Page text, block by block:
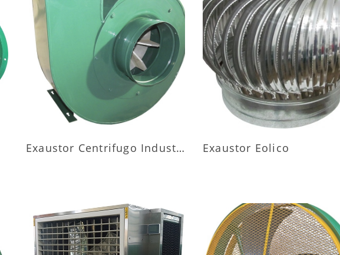
MAIS INFORMAÇÕES
Exaustor Centrifugo Industrial
MAIS INFORMAÇÕES
Exaustor Eolico